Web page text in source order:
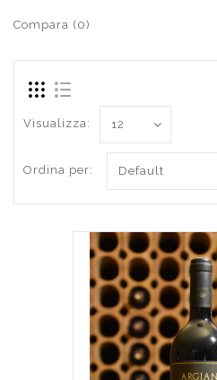
Compara (0)
Visualizza:
Ordina per: